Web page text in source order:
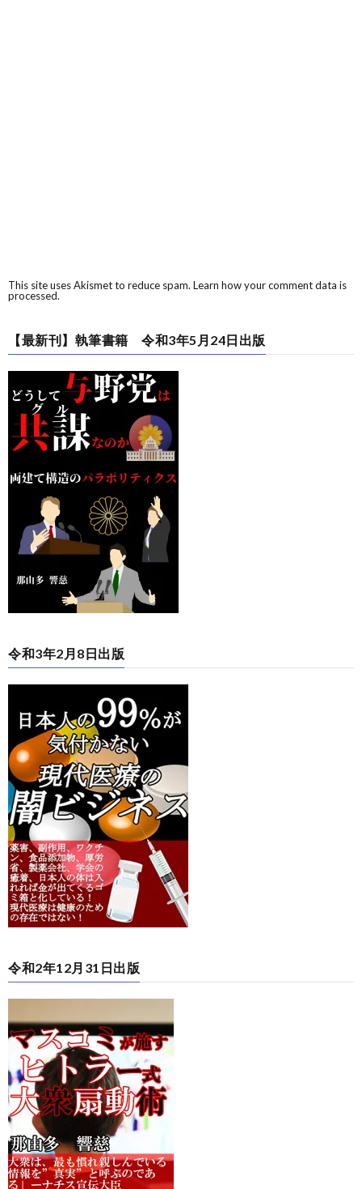
This site uses Akismet to reduce spam. Learn how your comment data is
processed.
【最新刊】執筆書籍 令和3年5月24日出版
令和3年2月8日出版
令和2年12月31日出版